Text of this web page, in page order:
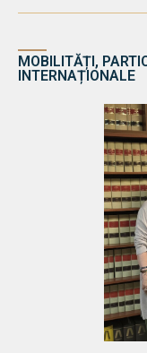
MOBILITĂȚI,
INTERNAȚIONALE